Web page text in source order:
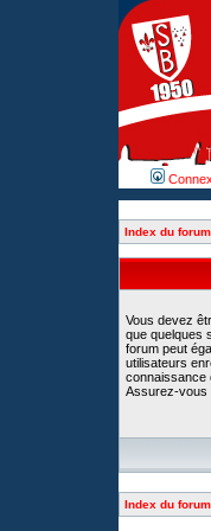
Index du forum
Vous devez
que quelques
forum peut
utilisateurs
connaissance
Assurez-vous
Index du forum